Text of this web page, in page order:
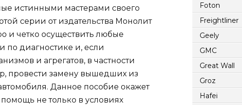
истинными мастерами своего
серии от издательства Монолит
и четко осуществить любые
по диагностике и, если
и агрегатов, в частности
провести замену вышедших из
Данное пособие окажет
не только в условиях
Foton
Freightliner
Geely
GMC
Great Wall
Groz
Hafei